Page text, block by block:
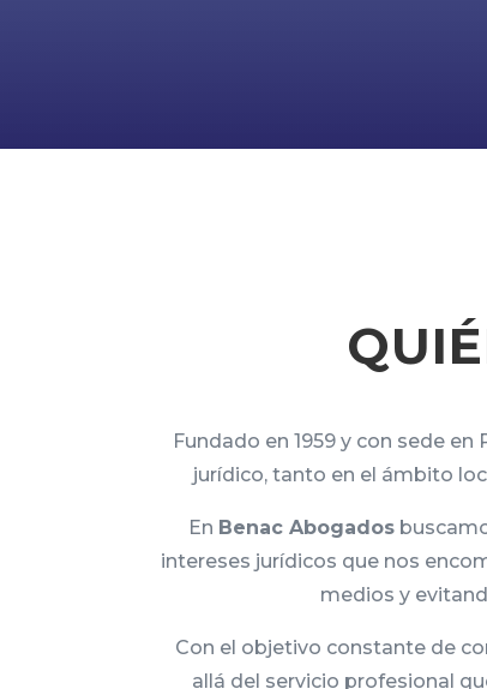
Fundado en 1959 y con sede
jurídico, tanto en el ámbito
En Benac Abogados
intereses jurídicos que nos
medios y
Con el objetivo constante de
allá del servicio profesional